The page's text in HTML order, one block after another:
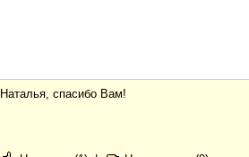
Наталья, спасибо Вам!